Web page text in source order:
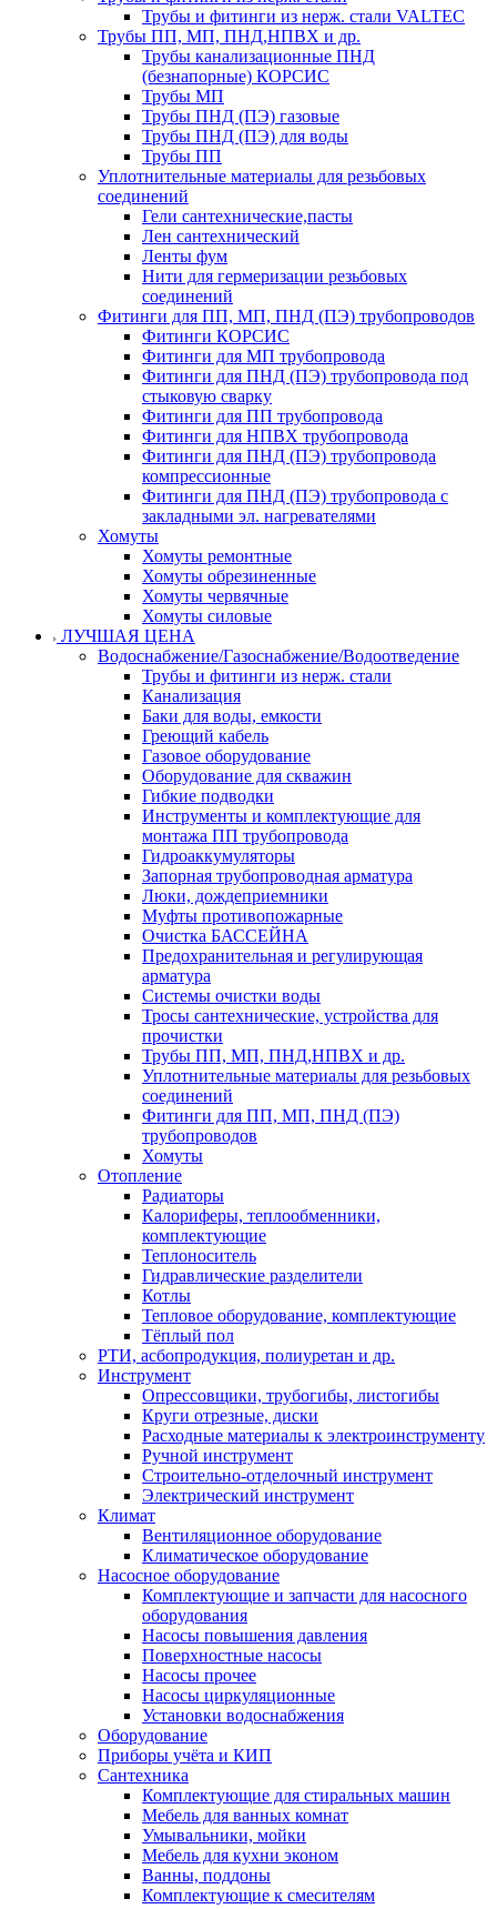
Трубы и фитинги из нерж. стали VALTEC
Трубы ПП, МП, ПНД,НПВХ и др.
Трубы канализационные ПНД
(безнапорные) КОРСИС
Трубы МП
Трубы ПНД (ПЭ) газовые
Трубы ПНД (ПЭ) для воды
Трубы ПП
Уплотнительные материалы для резьбовых
соединений
Гели сантехнические,пасты
Лен сантехнический
Ленты фум
Нити для гермеризации резьбовых
соединений
Фитинги для ПП, МП, ПНД (ПЭ) трубопроводов
Фитинги КОРСИС
Фитинги для МП трубопровода
Фитинги для ПНД (ПЭ) трубопровода под
стыковую сварку
Фитинги для ПП трубопровода
Фитинги для НПВХ трубопровода
Фитинги для ПНД (ПЭ) трубопровода
компрессионные
Фитинги для ПНД (ПЭ) трубопровода с
закладными эл. нагревателями
Хомуты
Хомуты ремонтные
Хомуты обрезиненные
Хомуты червячные
Хомуты силовые
ЛУЧШАЯ ЦЕНА
Водоснабжение/Газоснабжение/Водоотведение
Трубы и фитинги из нерж. стали
Канализация
Баки для воды, емкости
Греющий кабель
Газовое оборудование
Оборудование для скважин
Гибкие подводки
Инструменты и комплектующие для
монтажа ПП трубопровода
Гидроаккумуляторы
Запорная трубопроводная арматура
Люки, дождеприемники
Муфты противопожарные
Очистка БАССЕЙНА
Предохранительная и регулирующая
арматура
Системы очистки воды
Тросы сантехнические, устройства для
прочистки
Трубы ПП, МП, ПНД,НПВХ и др.
Уплотнительные материалы для резьбовых
соединений
Фитинги для ПП, МП, ПНД (ПЭ)
трубопроводов
Хомуты
Отопление
Радиаторы
Калориферы, теплообменники,
комплектующие
Теплоноситель
Гидравлические разделители
Котлы
Тепловое оборудование, комплектующие
Тёплый пол
РТИ, асбопродукция, полиуретан и др.
Инструмент
Опрессовщики, трубогибы, листогибы
Круги отрезные, диски
Расходные материалы к электроинструменту
Ручной инструмент
Строительно-отделочный инструмент
Электрический инструмент
Климат
Вентиляционное оборудование
Климатическое оборудование
Насосное оборудование
Комплектующие и запчасти для насосного
оборудования
Насосы повышения давления
Поверхностные насосы
Насосы прочее
Насосы циркуляционные
Установки водоснабжения
Оборудование
Приборы учёта и КИП
Сантехника
Комплектующие для стиральных машин
Мебель для ванных комнат
Умывальники, мойки
Мебель для кухни эконом
Ванны, поддоны
Комплектующие к смесителям